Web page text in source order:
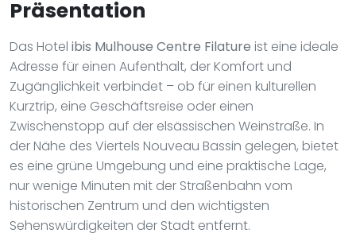
Präsentation
Das Hotel ibis Mulhouse Centre Filature ist eine ideale
Adresse für einen Aufenthalt, der Komfort und
Zugänglichkeit verbindet – ob für einen kulturellen
Kurztrip, eine Geschäftsreise oder einen
Zwischenstopp auf der elsässischen Weinstraße. In
der Nähe des Viertels Nouveau Bassin gelegen, bietet
es eine grüne Umgebung und eine praktische Lage,
nur wenige Minuten mit der Straßenbahn vom
historischen Zentrum und den wichtigsten
Sehenswürdigkeiten der Stadt entfernt.